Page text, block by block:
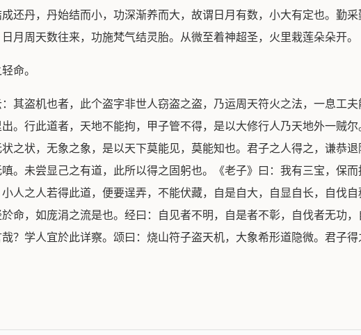
还丹，丹始结而小，功深渐养而大，故谓日月有数，小大有定也。勤采
月周天数往来，功施梵气结灵胎。从微至着神超圣，火里栽莲朵朵开。
命。
其盗机也者，此个盗字非世人窃盗之盗，乃运周天符火之法，一息工
。行此道者，天地不能拘，甲子管不得，是以大修行人乃天地外一贼尔
之状，无象之象，是以天下莫能见，莫能知也。君子之人得之，谦恭退
。未尝显己之有道，此所以得之固躬也。《老子》曰：我有三宝，保而
人之人若得此道，便要逞弄，不能伏藏，自是自大，自显自长，自伐自
命，如庞涓之流是也。经曰：自见者不明，自是者不彰，自伐者无功
？学人宜於此详察。颂曰：烧山符子盗天机，大象希形道隐微。君子得